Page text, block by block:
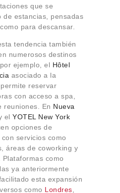
que se
de estancias, pensadas
para descansar.
tendencia también
numerosos destinos
por ejemplo, el Hôtel
asociado a la
permite reservar
con acceso a spa,
reuniones. En Nueva
el YOTEL New York
opciones de
servicios como
áreas de coworking y
como
las ya anteriormente
esta expansión
como Londres